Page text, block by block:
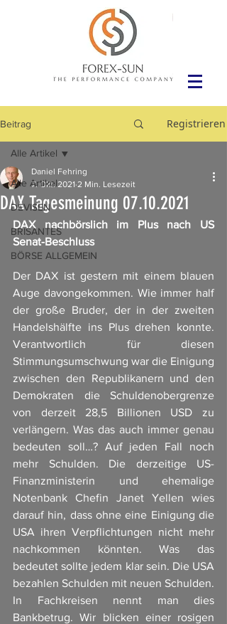
Beitrag Registrieren
Alle Artikel
DEVISEN
BRISANTES
BÖRSE ALLGEMEIN
Alle Artikel
DAX Tagesmeinung 07.10.2021
Daniel Fehring
7. Okt. 2021 2 Min. Lesezeit
DAX nachbörslich im Plus nach US
Senat-Beschluss
Der DAX ist gestern mit einem blauen
Auge davongekommen. Wie immer half
der große Bruder, der in der zweiten
Handelshälfte ins Plus drehen konnte.
Verantwortlich für diesen
Stimmungsumschwung war die Einigung
zwischen den Republikanern und den
Demokraten die Schuldenobergrenze
von derzeit 28,5 Billionen USD zu
verlängern. Was das auch immer genau
bedeuten soll…? Auf jeden Fall noch
mehr Schulden. Die derzeitige US-
Finanzministerin und ehemalige
Notenbank Chefin Janet Yellen wies
darauf hin, dass ohne eine Einigung die
USA ihren Verpflichtungen nicht mehr
nachkommen könnten. Was das
bedeutet sollte jedem klar sein. Die USA
bezahlen Schulden mit neuen Schulden.
In Fachkreisen nennt man dies
Bankbetrug. Wir blicken einer rosigen